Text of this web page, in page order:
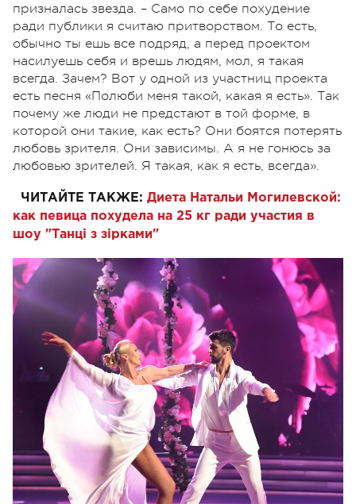
призналась звезда. – Само по себе похудение
ради публики я считаю притворством. То есть,
обычно ты ешь все подряд, а перед проектом
насилуешь себя и врешь людям, мол, я такая
всегда. Зачем? Вот у одной из участниц проекта
есть песня «Полюби меня такой, какая я есть». Так
почему же люди не предстают в той форме, в
которой они такие, как есть? Они боятся потерять
любовь зрителя. Они зависимы. А я не гонюсь за
любовью зрителей. Я такая, как я есть, всегда».
ЧИТАЙТЕ ТАКЖЕ: Диета Натальи Могилевской:
как певица похудела на 25 кг ради участия в
шоу "Танці з зірками"